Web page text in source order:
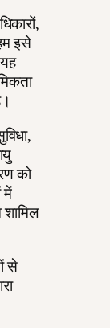
इसे
को
में
से